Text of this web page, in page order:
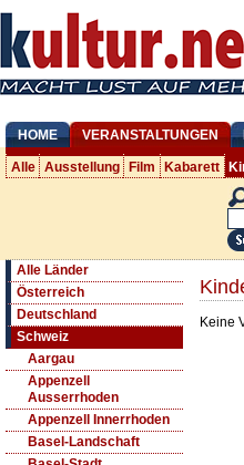
HOME VERANSTALTUNGEN
Alle Ausstellung Film Kabarett
Alle Länder
Österreich
Deutschland
Schweiz
Aargau
Appenzell
Ausserrhoden
Appenzell Innerrhoden
Basel-Landschaft
Keine